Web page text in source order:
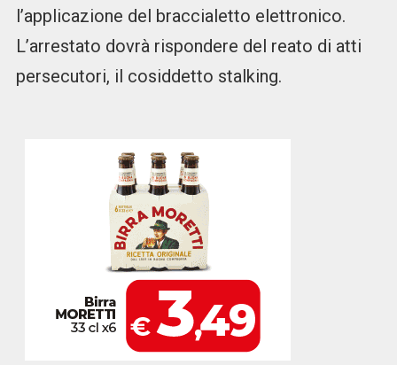
l’applicazione del braccialetto elettronico.
L’arrestato dovrà rispondere del reato di atti
persecutori, il cosiddetto stalking.